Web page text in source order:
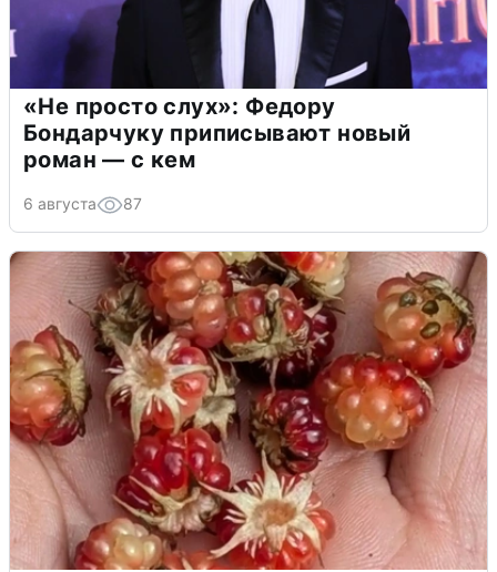
«Не просто слух»: Федору
Бондарчуку приписывают новый
роман — с кем
6 августа 87